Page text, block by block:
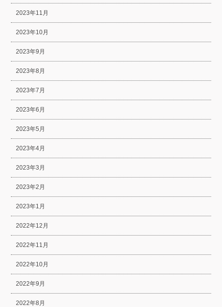
2023年11月
2023年10月
2023年9月
2023年8月
2023年7月
2023年6月
2023年5月
2023年4月
2023年3月
2023年2月
2023年1月
2022年12月
2022年11月
2022年10月
2022年9月
2022年8月